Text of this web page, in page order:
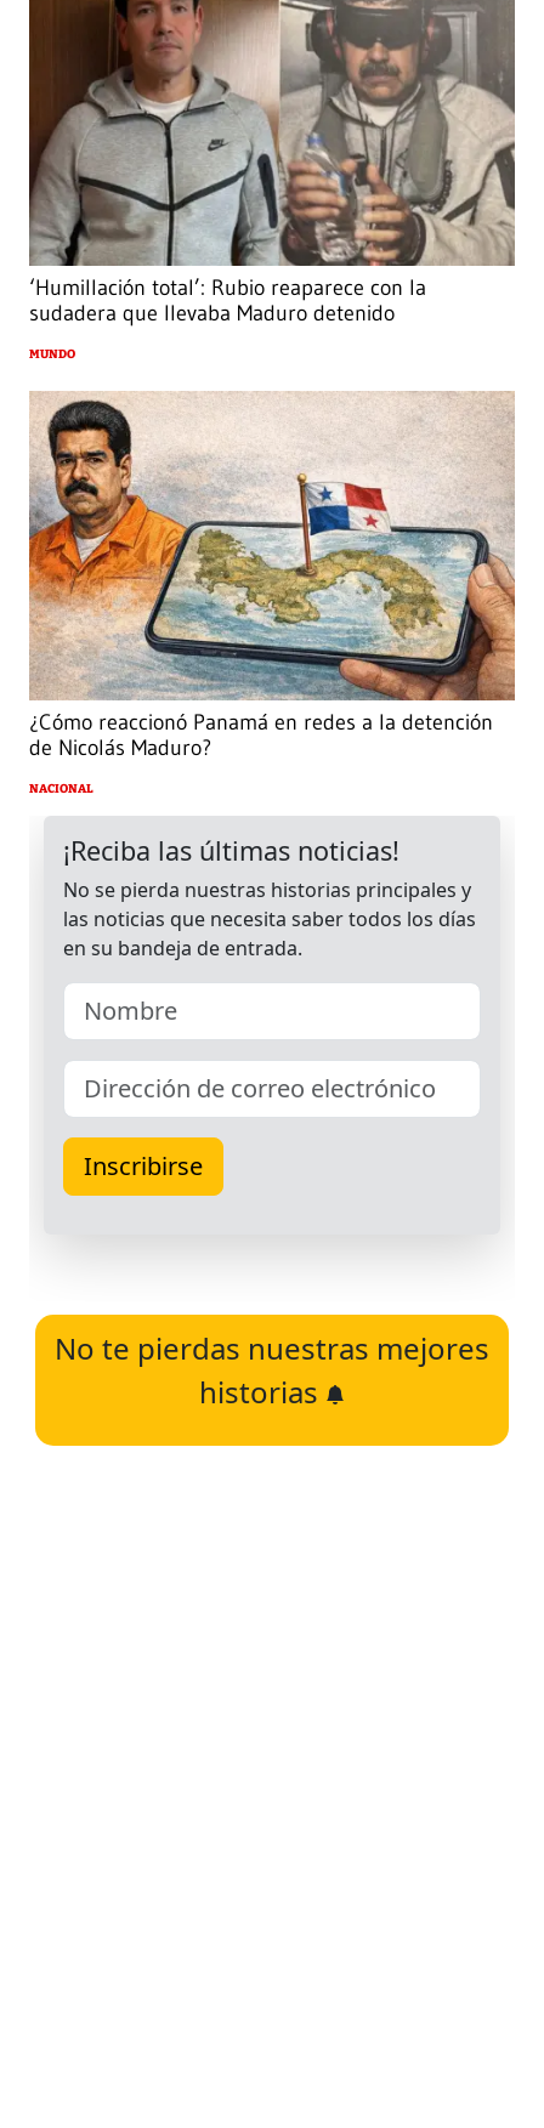
‘Humillación total’: Rubio reaparece con la
sudadera que llevaba Maduro detenido
MUNDO
¿Cómo reaccionó Panamá en redes a la detención
de Nicolás Maduro?
NACIONAL
No te pierdas nuestras mejores
historias